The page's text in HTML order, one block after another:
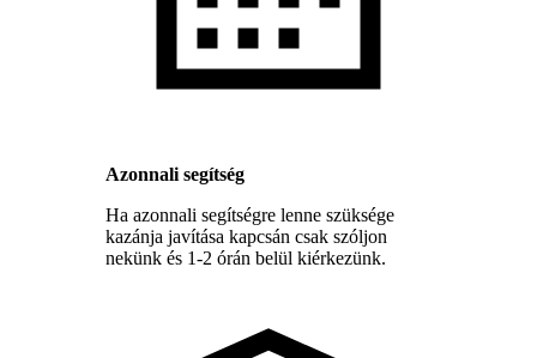
Azonnali segítség
Ha azonnali segítségre lenne szüksége
kazánja javítása kapcsán csak szóljon
nekünk és 1-2 órán belül kiérkezünk.